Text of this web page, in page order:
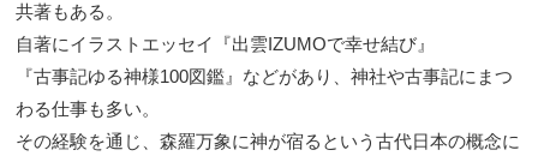
共著もある。
自著にイラストエッセイ『出雲IZUMOで幸せ結び』
『古事記ゆる神様100図鑑』などがあり、神社や古事記にまつ
わる仕事も多い。
その経験を通じ、森羅万象に神が宿るという古代日本の概念に